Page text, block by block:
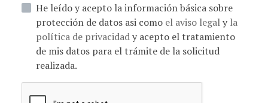
He leído y acepto la información básica sobre
protección de datos asi como el aviso legaly la
política de privacidady acepto el tratamiento
de mis datos para el trámite de la solicitud
realizada.